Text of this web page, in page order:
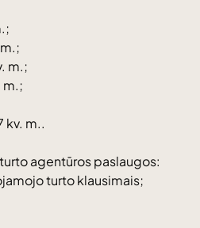
m.;
m.;
kv. m..
agentūros paslaugos:
turto klausimais;